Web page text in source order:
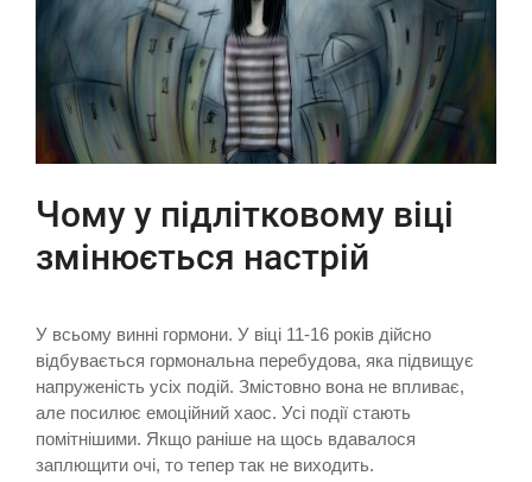
Чому у підлітковому віці
змінюється настрій
У всьому винні гормони. У віці 11-16 років дійсно
відбувається гормональна перебудова, яка підвищує
напруженість усіх подій. Змістовно вона не впливає,
але посилює емоційний хаос. Усі події стають
помітнішими. Якщо раніше на щось вдавалося
заплющити очі, то тепер так не виходить.